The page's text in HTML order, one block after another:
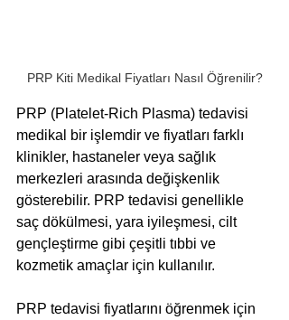
PRP Kiti Medikal Fiyatları Nasıl Öğrenilir?
PRP (Platelet-Rich Plasma) tedavisi
medikal bir işlemdir ve fiyatları farklı
klinikler, hastaneler veya sağlık
merkezleri arasında değişkenlik
gösterebilir. PRP tedavisi genellikle
saç dökülmesi, yara iyileşmesi, cilt
gençleştirme gibi çeşitli tıbbi ve
kozmetik amaçlar için kullanılır.
PRP tedavisi fiyatlarını öğrenmek için